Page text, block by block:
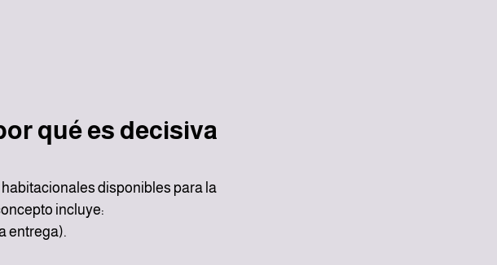
qué es decisiva
disponibles para la
incluye:
entrega).